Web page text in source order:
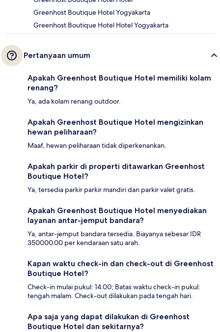
Greenhost Boutique Hotel Yogyakarta
Greenhost Boutique Hotel Hotel Yogyakarta
Pertanyaan umum
Apakah Greenhost Boutique Hotel memiliki kolam
renang?
Ya, ada kolam renang outdoor.
Apakah Greenhost Boutique Hotel mengizinkan
hewan peliharaan?
Maaf, hewan peliharaan tidak diperkenankan.
Apakah parkir di properti ditawarkan Greenhost
Boutique Hotel?
Ya, tersedia parkir parkir mandiri dan parkir valet gratis.
Apakah Greenhost Boutique Hotel menyediakan
layanan antar-jemput bandara?
Ya, antar-jemput bandara tersedia. Biayanya sebesar IDR
350000.00 per kendaraan satu arah.
Kapan waktu check-in dan check-out di Greenhost
Boutique Hotel?
Check-in mulai pukul: 14.00; Batas waktu check-in pukul:
tengah malam. Check-out dilakukan pada tengah hari.
Apa saja yang dapat dilakukan di Greenhost
Boutique Hotel dan sekitarnya?